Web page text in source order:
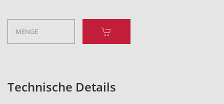
Technische Details